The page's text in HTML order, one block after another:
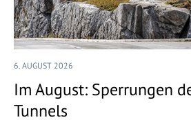
6. AUGUST 2026
Im August: Sperrungen
Tunnels